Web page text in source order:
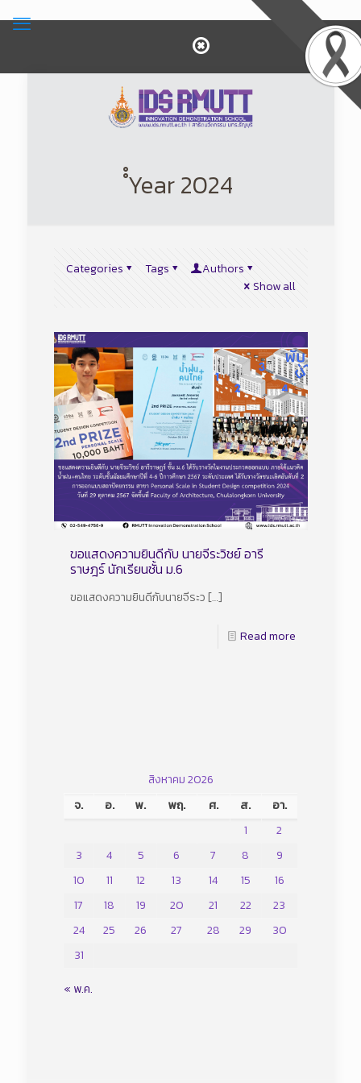
ํํYear 2024
Categories Tags
Authors
Show all
ขอแสดงความยินดีกับ นายจีระวิชย์ อารี
ราษฎร์ นักเรียนชั้น ม.6
ขอแสดงความยินดีกับนายจีระว[…]
Read more
สิงหาคม 2026
จ.
อ. พ. พฤ. ศ. ส.
อา.
1
2
3
4 5 6 7 8
9
10
11 12 13 14 15
16
17
18 19 20 21 22
23
24
25 26 27 28 29
30
31
« พ.ค.